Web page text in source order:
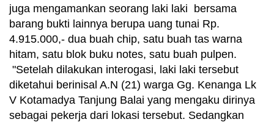
juga mengamankan seorang laki laki bersama
barang bukti lainnya berupa uang tunai Rp.
4.915.000,- dua buah chip, satu buah tas warna
hitam, satu blok buku notes, satu buah pulpen.
"Setelah dilakukan interogasi, laki laki tersebut
diketahui berinisal A.N (21) warga Gg. Kenanga Lk
V Kotamadya Tanjung Balai yang mengaku dirinya
sebagai pekerja dari lokasi tersebut. Sedangkan